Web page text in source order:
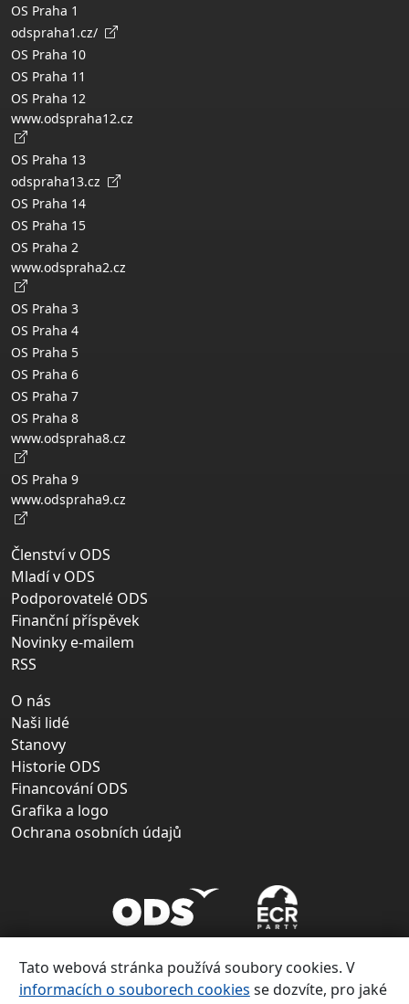
OS Praha 1
odspraha1.cz/
OS Praha 10
OS Praha 11
OS Praha 12
www.odspraha12.cz
OS Praha 13
odspraha13.cz
OS Praha 14
OS Praha 15
OS Praha 2
www.odspraha2.cz
OS Praha 3
OS Praha 4
OS Praha 5
OS Praha 6
OS Praha 7
OS Praha 8
www.odspraha8.cz
OS Praha 9
www.odspraha9.cz
Členství v ODS
Mladí v ODS
Podporovatelé ODS
Finanční příspěvek
Novinky e-mailem
RSS
O nás
Naši lidé
Stanovy
Historie ODS
Financování ODS
Grafika a logo
Ochrana osobních údajů
Tato webová stránka používá soubory cookies. V
informacích o souborech cookies se dozvíte, pro jaké